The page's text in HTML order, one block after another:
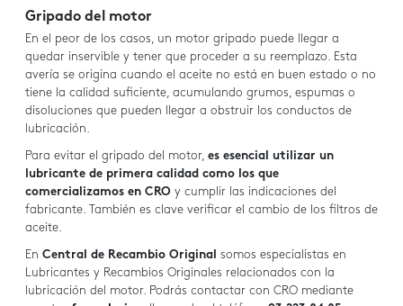
Gripado del motor
En el peor de los casos, un motor gripado puede llegar a
quedar inservible y tener que proceder a su reemplazo. Esta
avería se origina cuando el aceite no está en buen estado o no
tiene la calidad suficiente, acumulando grumos, espumas o
disoluciones que pueden llegar a obstruir los conductos de
lubricación.
Para evitar el gripado del motor, es esencial utilizar un
lubricante de primera calidad como los que
comercializamos en CROy cumplir las indicaciones del
fabricante. También es clave verificar el cambio de los filtros de
aceite.
En Central de Recambio Original
somos especialistas en
Lubricantes y Recambios Originales relacionados con la
lubricación del motor. Podrás contactar con CRO mediante